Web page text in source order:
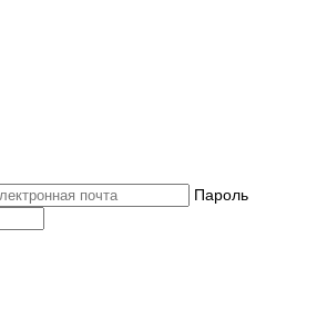
Пароль